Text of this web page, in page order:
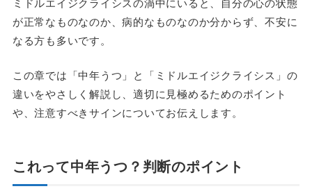
が正常なものなのか、病的なものなのか分からず、不安に
なる方も多いです。
この章では「中年うつ」と「ミドルエイジクライシス」の
違いをやさしく解説し、適切に見極めるためのポイント
や、注意すべきサインについてお伝えします。
これって中年うつ？判断のポイント